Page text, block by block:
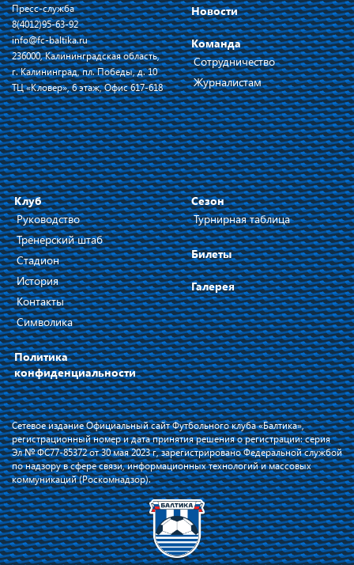
Пресс-служба
8(4012)95-63-92
info@fc-baltika.ru
236000, Калининградская область,
г. Калининград, пл. Победы, д. 10
ТЦ «Кловер», 6 этаж, Офис 617-618
Новости
Команда
Сотрудничество
Журналистам
Клуб
Руководство
Тренерский штаб
Стадион
История
Контакты
Символика
Политика
конфиденциальности
Сезон
Турнирная таблица
Билеты
Галерея
Сетевое издание Официальный сайт Футбольного клуба «Балтика»,
регистрационный номер и дата принятия решения о регистрации: серия
Эл № ФС77-85372 от 30 мая 2023 г, зарегистрировано Федеральной службой
по надзору в сфере связи, информационных технологий и массовых
коммуникаций (Роскомнадзор).